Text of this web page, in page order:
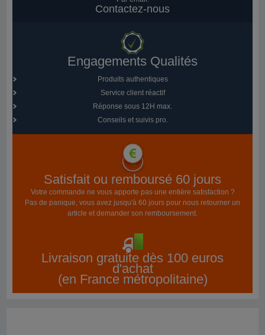
Contactez-nous
Engagements Qualités
Produits authentiques
Service client réactif
Réponse sous 12H max.
Conseils et suivis pro.
Satisfait ou remboursé 60 jours
Votre commande ne vous apporte pas une entière satisfaction ?
Pas de panique, vous avez jusqu'à 60 jours pour nous retourner un
article et demander son remboursement.
Livraison gratuite dès 100 euros
d'achat
(en France métropolitaine)